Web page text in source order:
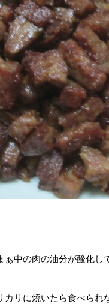
中の肉の油分が酸化し
リに焼いたら食べられ